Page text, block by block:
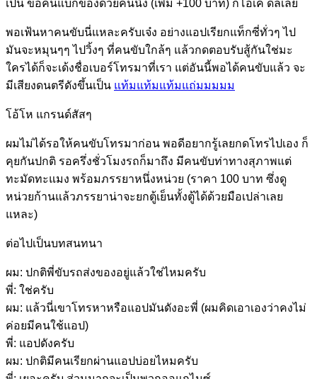
เป็น ขอคนแบกของด้วยคนนึง (เพิ่ม +100 บาท) ก็โอเค ดีลเลย
พอเฟ้นหาคนขับนี่แหละครับเจ๋ง อย่างแอปเรียกแท็กซี่ทั่วๆ ไป
มันจะหมุนๆๆ ไปวิ้งๆ ที่คนขับใกล้ๆ แล้วกดตอบรับสู้กันใช่มะ
ใครได้ก็จะเด้งชื่อเบอร์โทรมาที่เรา แต่อันนี้พอได้คนขับแล้ว จะ
มีเสียงดนตรีดังขึ้นเป็น แท้มแท้มแท้มแถ่มมมมม
โอ้โห แกรนด์สัสๆ
ผมไม่ได้รอให้คนขับโทรมาก่อน พอดีอยากรู้เลยกดโทรไปเอง ก็
คุยกันปกติ รอครึ่งชั่วโมงรถก็มาถึง มีคนขับท่าทางสุภาพแต่
ทะมัดทะแมง พร้อมภรรยาหนึ่งหน่วย (ราคา 100 บาท ซึ่งดู
หน่วยก้านแล้วภรรยาน่าจะยกตู้เย็นทั้งตู้ได้ด้วยมือเปล่าเลย
แหละ)
ต่อไปเป็นบทสนทนา
ผม: ปกติพี่ขับรถส่งของอยู่แล้วใช่ไหมครับ
พี่: ใช่ครับ
ผม: แล้วนี่เขาโทรหาหรือแอปมันดังอะพี่ (ผมคิดเอาเองว่าคงไม่
ค่อยมีคนใช้แอป)
พี่: แอปดังครับ
ผม: ปกติมีคนเรียกผ่านแอปบ่อยไหมครับ